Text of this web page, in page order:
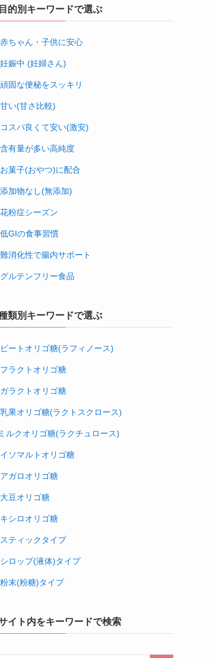
目的別キーワードで選ぶ
赤ちゃん・子供に安心
妊娠中 (妊婦さん)
頑固な便秘をスッキリ
甘い(甘さ比較)
コスパ良くて安い(激安)
含有量が多い高純度
お菓子(おやつ)に配合
添加物なし(無添加)
花粉症シーズン
低GIの食事習慣
難消化性で腸内サポート
グルテンフリー食品
類別キーワードで選ぶ
ビートオリゴ糖(ラフィノース)
フラクトオリゴ糖
ガラクトオリゴ糖
乳果オリゴ糖(ラクトスクロース)
ミルクオリゴ糖(ラクチュロース)
イソマルトオリゴ糖
アガロオリゴ糖
大豆オリゴ糖
キシロオリゴ糖
スティックタイプ
シロップ(液体)タイプ
粉末(粉糖)タイプ
イト内をキーワードで検索